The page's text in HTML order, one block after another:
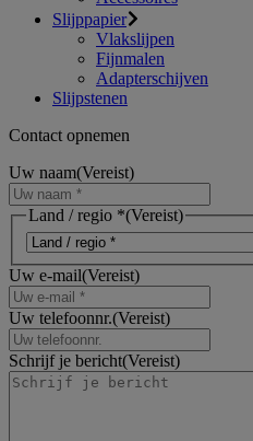
Slijppapier
Vlakslijpen
Fijnmalen
Adapterschijven
Slijpstenen
Contact opnemen
Uw naam(Vereist)
Land / regio *(Vereist)
Uw e-mail(Vereist)
Uw telefoonnr.(Vereist)
Schrijf je bericht(Vereist)